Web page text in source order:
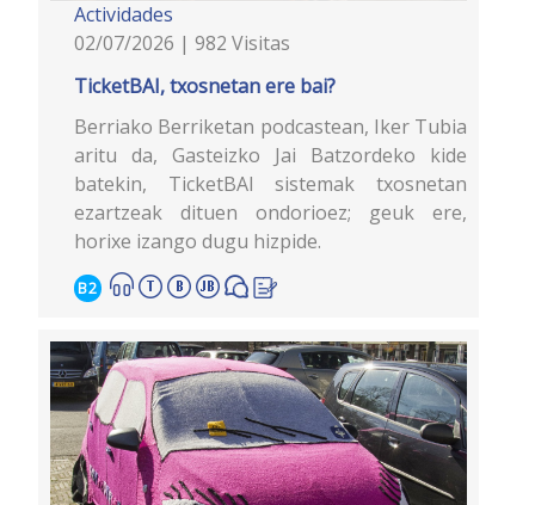
Actividades
02/07/2026 | 982 Visitas
TicketBAI, txosnetan ere bai?
Berriako Berriketan podcastean, Iker Tubia
aritu da, Gasteizko Jai Batzordeko kide
batekin, TicketBAI sistemak txosnetan
ezartzeak dituen ondorioez; geuk ere,
horixe izango dugu hizpide.
B2